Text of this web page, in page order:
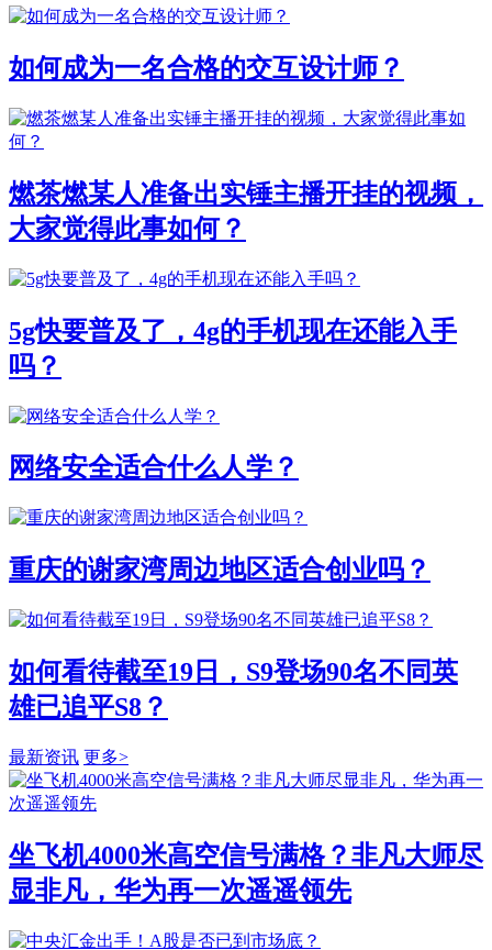
如何成为一名合格的交互设计师？
燃茶燃某人准备出实锤主播开挂的视频，
大家觉得此事如何？
5g快要普及了，4g的手机现在还能入手
吗？
网络安全适合什么人学？
重庆的谢家湾周边地区适合创业吗？
如何看待截至19日，S9登场90名不同英
雄已追平S8？
最新资讯 更多>
坐飞机4000米高空信号满格？非凡大师尽
显非凡，华为再一次遥遥领先